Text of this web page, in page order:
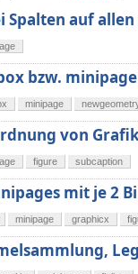
Spalten auf allen
bzw.
minipage
von
figure subcaption
mit je 2
minipage graphicx